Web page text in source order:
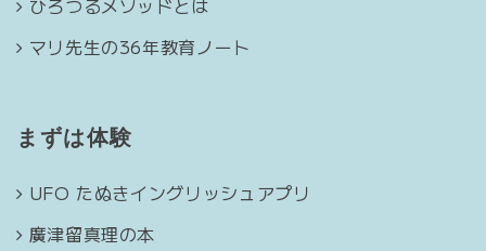
ひろつるメソッドとは
マリ先生の36年教育ノート
まずは体験
UFO たぬきイングリッシュアプリ
廣津留真理の本